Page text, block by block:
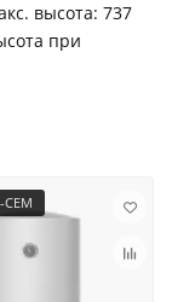
высота: 737
при